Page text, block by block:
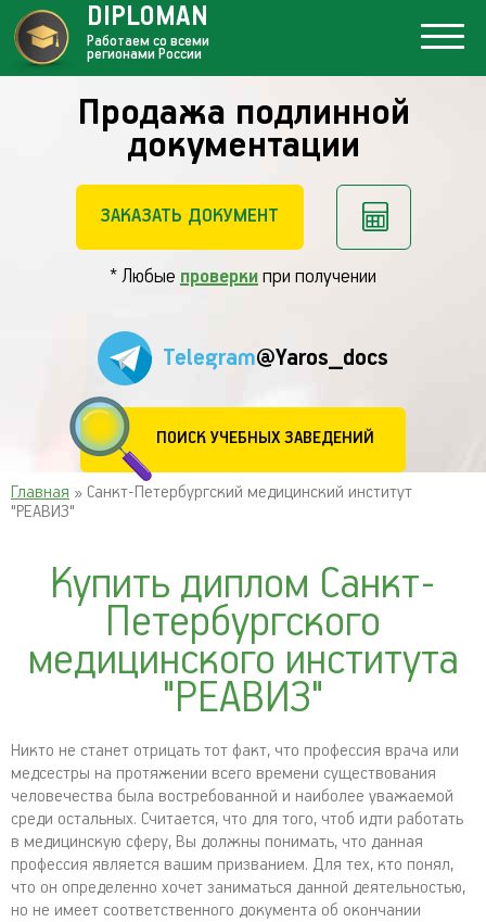
Продажа подлинной
документации
ЗАКАЗАТЬ ДОКУМЕНТ
* Любые проверки при получении
Telegram@Yaros_docs
ПОИСК УЧЕБНЫХ ЗАВЕДЕНИЙ
DIPLOMAN
Работаем со всеми
регионами России
Главная » Санкт-Петербургский медицинский институт
"РЕАВИЗ"
Купить диплом Санкт-
Петербургского
медицинского института
"РЕАВИЗ"
Никто не станет отрицать тот факт, что профессия врача или
медсестры на протяжении всего времени существования
человечества была востребованной и наиболее уважаемой
среди остальных. Считается, что для того, чтоб идти работать
в медицинскую сферу, Вы должны понимать, что данная
профессия является вашим призванием. Для тех, кто понял,
что он определенно хочет заниматься данной деятельностью,
но не имеет соответственного документа об окончании